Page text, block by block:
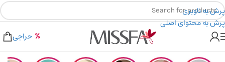
پرش به ناوبری
پرش به محتوای اصلی
۲٪ تخفیف روی سبد خرید برای روش کارت به کارت
هدیه برای خرید های بالای ۵ میلیون تومن
حراجی